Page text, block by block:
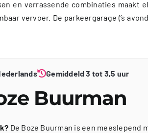
en verrassende combinaties maakt
vervoer. De parkeergarage (’s
Gemiddeld 3 tot 3,5 uur
Buurman
De Boze Buurman is een meeslepend